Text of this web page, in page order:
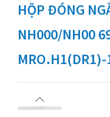
HỘP ĐÓNG
NH000/NH00